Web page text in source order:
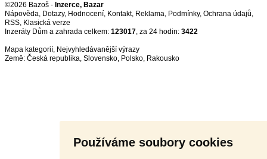
Používáme soubory cookies
©2026 Bazoš - Inzerce, Bazar
Nápověda, Dotazy, Hodnocení, Kontakt, Reklama, Podmínky, Ochrana údajů,
RSS,
Inzeráty Dům a zahrada celkem: 123017, za 24 hodin: 3422
Mapa kategorií, Nejvyhledávanější výrazy
Země: Česká republika, Slovensko, Polsko, Rakousko